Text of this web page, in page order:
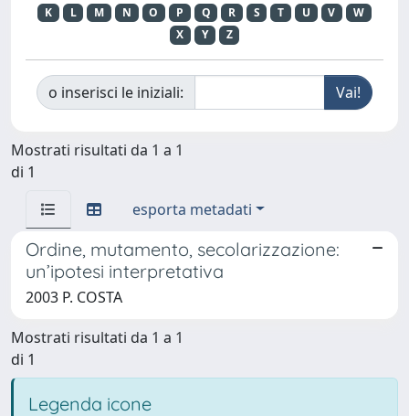
K
L M N O P Q R S T U V
W
X
Y Z
o inserisci le iniziali:
Mostrati risultati da 1 a 1
di 1
esporta metadati
Ordine, mutamento, secolarizzazione:
un’ipotesi interpretativa
2003 P. COSTA
Mostrati risultati da 1 a 1
di 1
Legenda icone